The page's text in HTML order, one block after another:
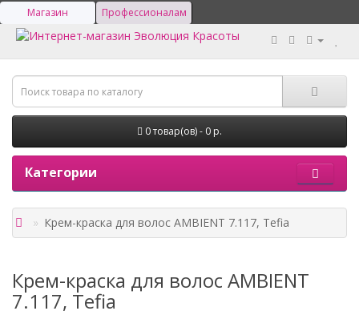
Магазин Профессионалам
0 товар(ов) - 0 р.
Категории
Крем-краска для волос AMBIENT 7.117, Tefia
Крем-краска для волос AMBIENT
7.117, Tefia